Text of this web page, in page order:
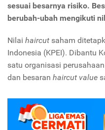
sesuai besarnya risiko.
berubah-ubah mengikuti
Nilai haircut saham
Indonesia (KPEI). Dibantu
satu organisasi
dan besaran haircut value